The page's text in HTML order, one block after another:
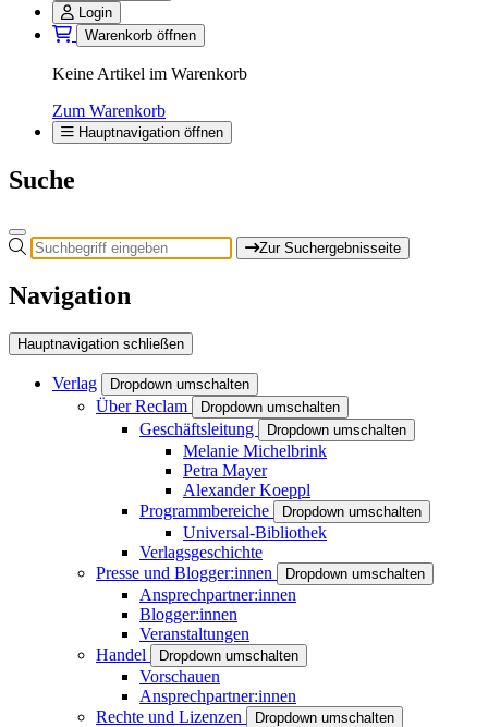
Login
Warenkorb öffnen
Keine Artikel im Warenkorb
Zum Warenkorb
Hauptnavigation öffnen
Suche
Zur Suchergebnisseite
Navigation
Hauptnavigation schließen
Verlag Dropdown umschalten
Über Reclam Dropdown umschalten
Geschäftsleitung Dropdown umschalten
Melanie Michelbrink
Petra Mayer
Alexander Koeppl
Programmbereiche
Dropdown umschalten
Universal-Bibliothek
Verlagsgeschichte
Presse und Blogger:innen
Dropdown umschalten
Ansprechpartner:innen
Blogger:innen
Veranstaltungen
Handel
Dropdown umschalten
Vorschauen
Ansprechpartner:innen
Rechte und Lizenzen
Dropdown umschalten